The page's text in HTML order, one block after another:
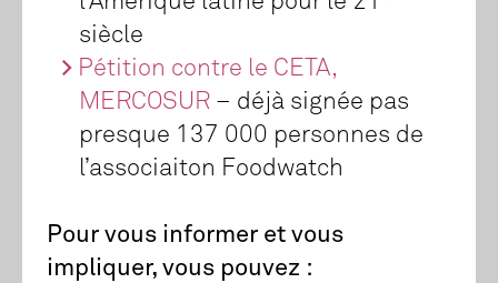
siècle
Pétition contre le CETA,
MERCOSUR– déjà signée pas
presque 137 000 personnes de
l’associaiton Foodwatch
Pour vous informer et vous
impliquer, vous pouvez :